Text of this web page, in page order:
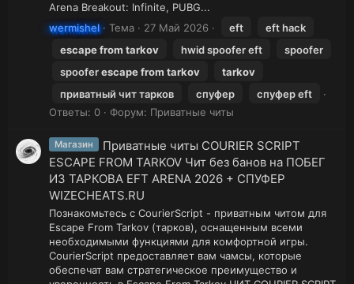
Arena Breakout: Infinite, PUBG...
wermishel
Тема 27 Май 2026 eft
eft hack
escapefrom tarkov hwid spoofer eft
spoofer
spooferescapefrom tarkov
tarkov
приватный чит тарков
спуфер
спуфер eft
Ответы: 0
Форум: Приватные читы
Магазин
Приватные читы COURIER SCRIPT
ESCAPE FROM TARKOV Чит без банов на ПОБЕГ
ИЗ ТАРКОВА EFT ARENA 2026 + СПУФЕР
WIZECHEATS.RU
Познакомьтесь с CourierScript - приватным читом для
Escape From Tarkov (тарков), оснащенным всеми
необходимыми функциями для комфортной игры.
CourierScript предоставляет вам чамсы, которые
обеспечат вам стратегическое преимущество и